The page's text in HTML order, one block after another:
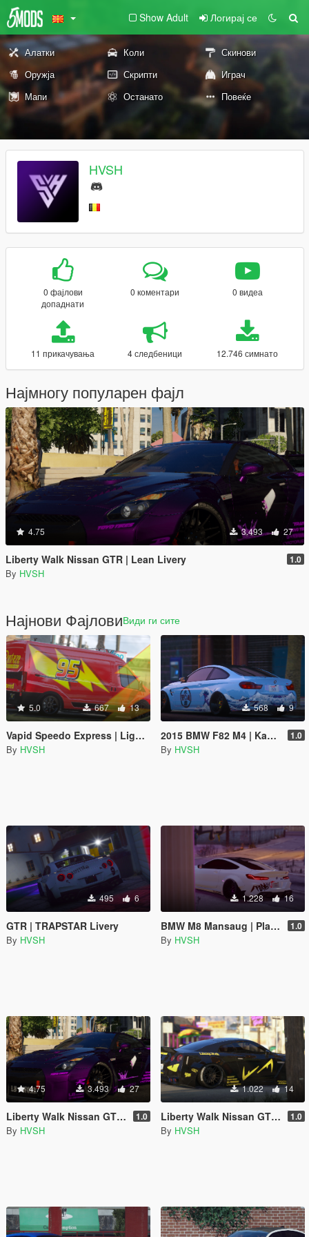
Show Adult Логирај се
Алатки Коли
Скинови
Оружја
Скрипти
Играч
Мапи
Останато Повеќе
HVSH
0 фајлови
допаднати
0 коментари 0 видеа
11 прикачувања 4 следбеници 12.746 симнато
Најмногу популарен фајл
4.75 3.493 27
Liberty Walk Nissan GTR | Lean Livery 1.0
By HVSH
Најнови ФајловиВиди ги сите
5.0 667 13
Vapid Speedo Express | Lightning Mcqueen Livery
By HVSH
568 9
2015 BMW F82 M4 | Kanagawa Livery 1.0
By HVSH
495 6
GTR | TRAPSTAR Livery
By HVSH
1.228 16
BMW M8 Mansaug | PlayBoy Livery 1.0
By HVSH
4.75 3.493 27
Liberty Walk Nissan GTR | Lean Livery 1.0
By HVSH
1.022 14
Liberty Walk Nissan GTR | Fendi Livery 1.0
By HVSH